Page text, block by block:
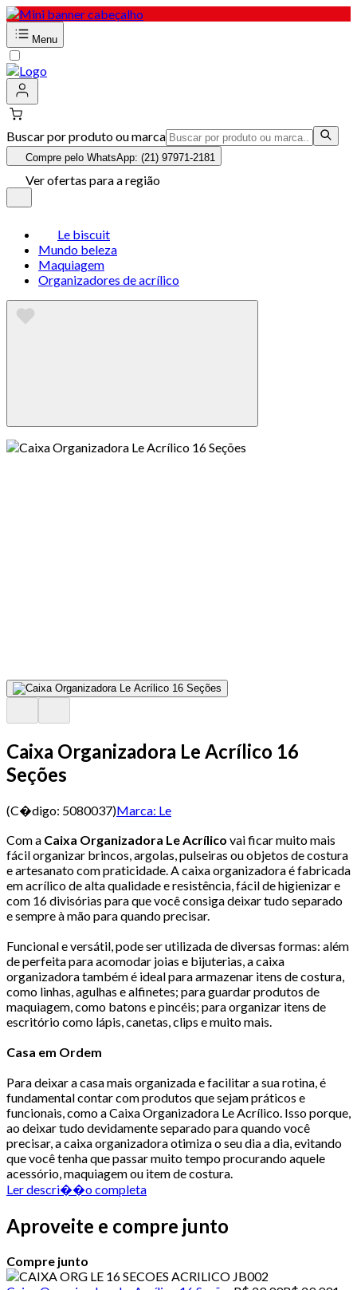
Menu
Buscar por produto ou marca
Compre pelo WhatsApp: (21) 97971-2181
Ver ofertas para a região
Le biscuit
Mundo beleza
Maquiagem
Organizadores de acrílico
Caixa Organizadora Le Acrílico 16
Seções
(C�digo: 5080037)Marca: Le
Com a Caixa Organizadora Le Acrílico vai ficar muito mais
fácil organizar brincos, argolas, pulseiras ou objetos de costura
e artesanato com praticidade. A caixa organizadora é fabricada
em acrílico de alta qualidade e resistência, fácil de higienizar e
com 16 divisórias para que você consiga deixar tudo separado
e sempre à mão para quando precisar.
Funcional e versátil, pode ser utilizada de diversas formas: além
de perfeita para acomodar joias e bijuterias, a caixa
organizadora também é ideal para armazenar itens de costura,
como linhas, agulhas e alfinetes; para guardar produtos de
maquiagem, como batons e pincéis; para organizar itens de
escritório como lápis, canetas, clips e muito mais.
Casa em Ordem
Para deixar a casa mais organizada e facilitar a sua rotina, é
fundamental contar com produtos que sejam práticos e
funcionais, como a Caixa Organizadora Le Acrílico. Isso porque,
ao deixar tudo devidamente separado para quando você
precisar, a caixa organizadora otimiza o seu dia a dia, evitando
que você tenha que passar muito tempo procurando aquele
acessório, maquiagem ou item de costura.
Ler descri��o completa
Aproveite e compre junto
Compre junto